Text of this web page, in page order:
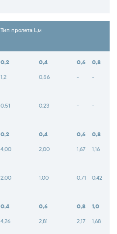
Тип пролета L,м
0,2 0,4 0,6 0,8
1,2 0,56 - -
0,51 0,23 - -
0,2 0,4 0,6 0,8
4,00 2,00 1,67 1,16
2,00 1,00 0,71 0,42
0,4 0,6 0,8 1,0
4,26 2,81 2,17 1,68